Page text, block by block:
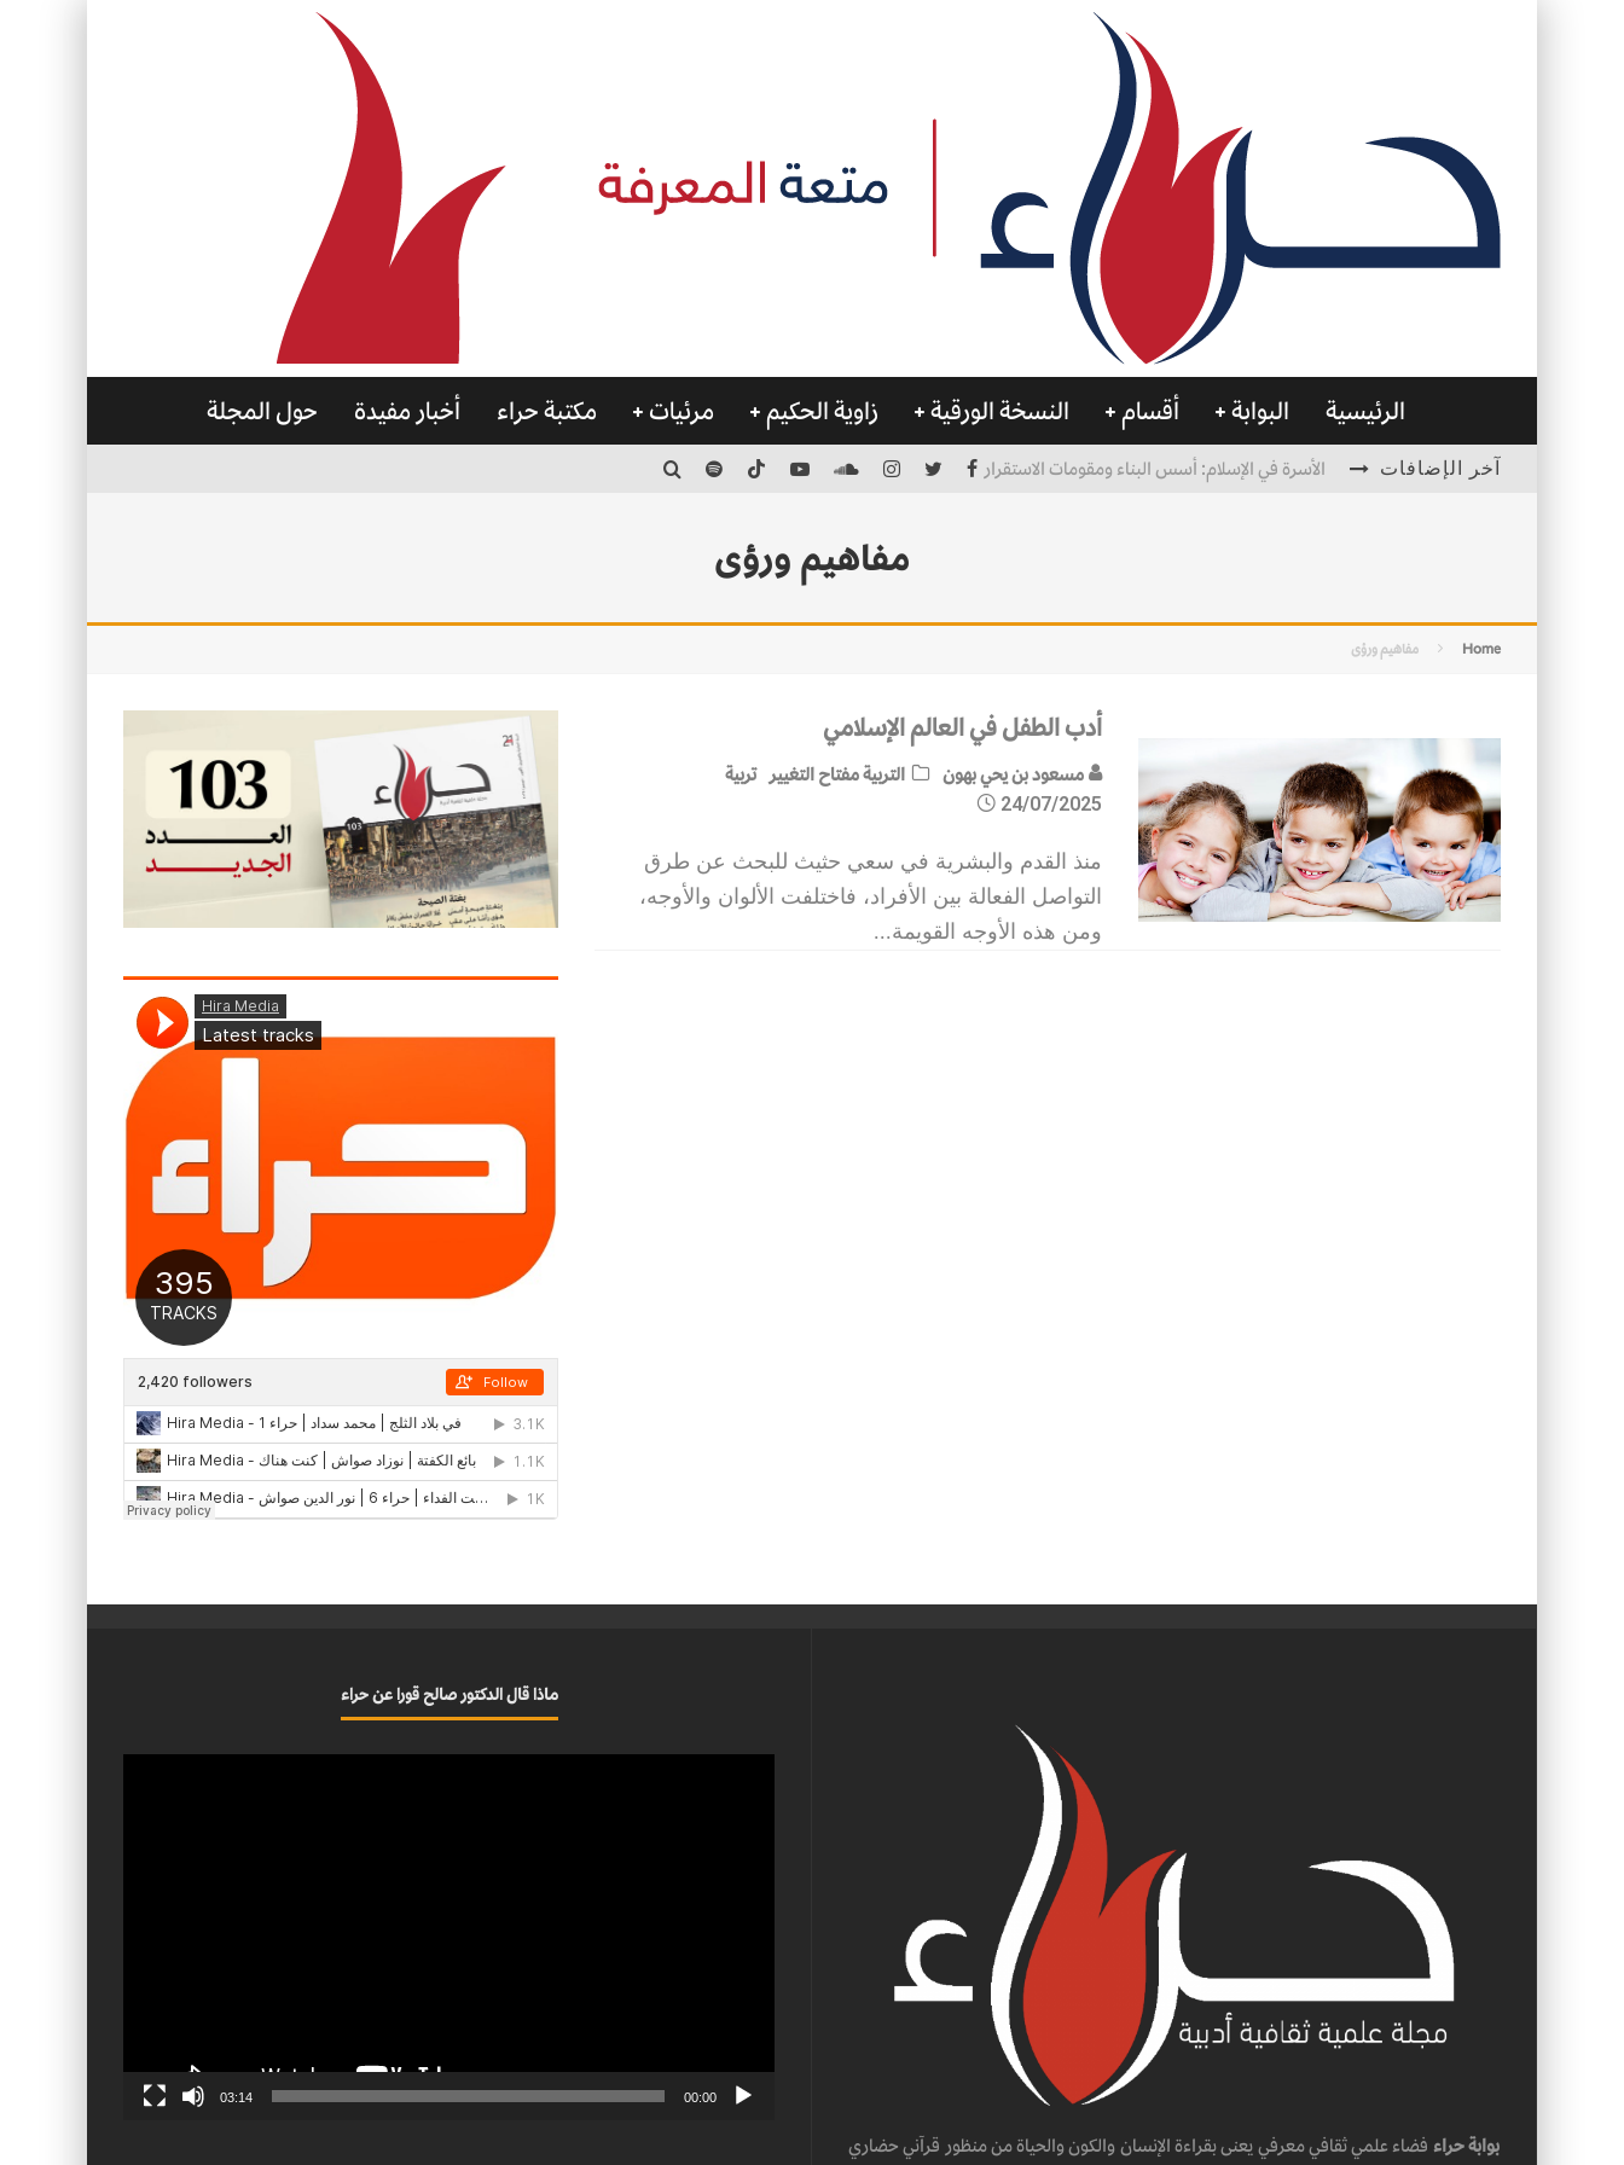
الرئيسية البوابة أقسام النسخة الورقية زاوية الحكيم مرئيات مكتبة حراء أخبار مفيدة حول المجلة
آخر الإضافات الأسرة في الإسلام: أسس البناء ومقومات الاستقرار
مفاهيم ورؤى
Home مفاهيم ورؤى
أدب الطفل في العالم الإسلامي
مسعود بن يحي بهون التربية مفتاح التغيير
تربية
24/07/2025
منذ القدم والبشرية في سعي حثيث للبحث عن طرق
التواصل الفعالة بين الأفراد، فاختلفت الألوان والأوجه،
ومن هذه الأوجه القويمة...
بوابة حراء فضاء علمي ثقافي معرفي يعنى بقراءة الإنسان والكون والحياة من منظور قرآني حضاري
ماذا قال الدكتور صالح قورا عن حراء
00:00
03:14